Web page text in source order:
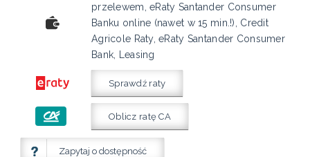
przelewem, eRaty Santander Consumer
Banku online (nawet w 15 min.!), Credit
Agricole Raty, eRaty Santander Consumer
Bank, Leasing
Sprawdź raty
Oblicz ratę CA
Zapytaj o dostępność